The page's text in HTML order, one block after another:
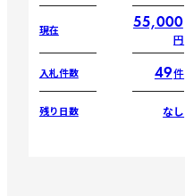
現在 55,000
円
入札件数 49件
残り日数 なし